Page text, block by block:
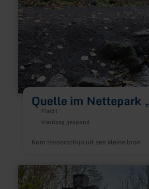
Quelle im Nettepark
Plaidt
Vandaag geopend
Kom tevoorschijn uit een kleine bron
meer
informatie
over: